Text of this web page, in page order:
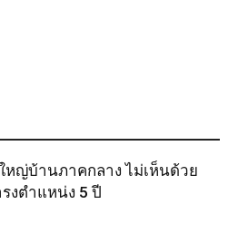
ญ่บ้านภาคกลาง ไม่เห็นด้วย
งตำแหน่ง 5 ปี